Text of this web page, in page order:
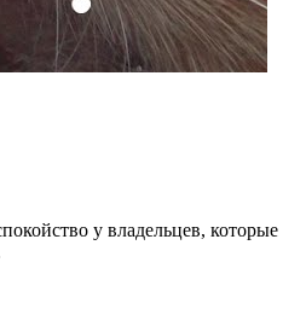
у владельцев, которые